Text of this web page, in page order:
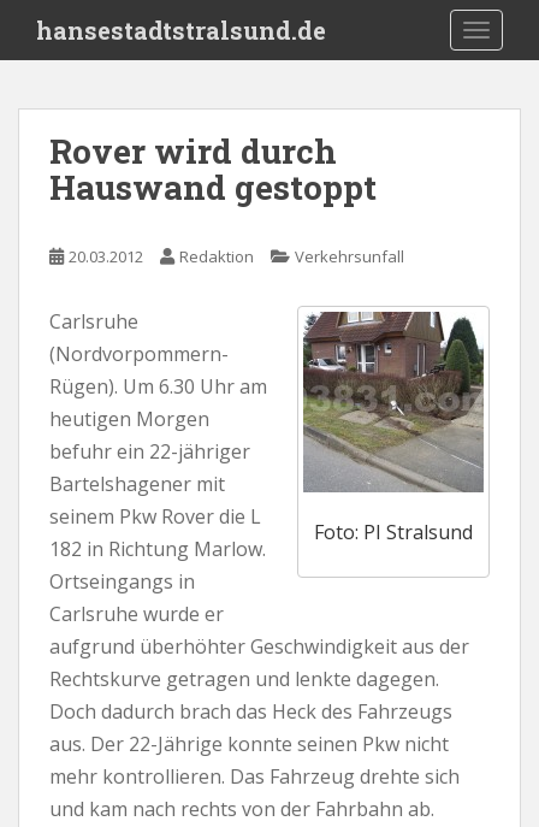
i
hansestadtstralsund.de
Rover wird durch
Hauswand gestoppt
20.03.2012 Redaktion Verkehrsunfall
Foto: PI Stralsund
Carlsruhe
(Nordvorpommern-
Rügen). Um 6.30 Uhr am
heutigen Morgen
befuhr ein 22-jähriger
Bartelshagener mit
seinem Pkw Rover die L
182 in Richtung Marlow.
Ortseingangs in
Carlsruhe wurde er
aufgrund überhöhter Geschwindigkeit aus der
Rechtskurve getragen und lenkte dagegen.
Doch dadurch brach das Heck des Fahrzeugs
aus. Der 22-Jährige konnte seinen Pkw nicht
mehr kontrollieren. Das Fahrzeug drehte sich
und kam nach rechts von der Fahrbahn ab.